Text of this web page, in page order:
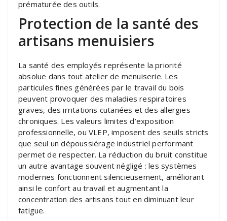
prématurée des outils.
Protection de la santé des
artisans menuisiers
La santé des employés représente la priorité
absolue dans tout atelier de menuiserie. Les
particules fines générées par le travail du bois
peuvent provoquer des maladies respiratoires
graves, des irritations cutanées et des allergies
chroniques. Les valeurs limites d’exposition
professionnelle, ou VLEP, imposent des seuils stricts
que seul un dépoussiérage industriel performant
permet de respecter. La réduction du bruit constitue
un autre avantage souvent négligé : les systèmes
modernes fonctionnent silencieusement, améliorant
ainsi le confort au travail et augmentant la
concentration des artisans tout en diminuant leur
fatigue.